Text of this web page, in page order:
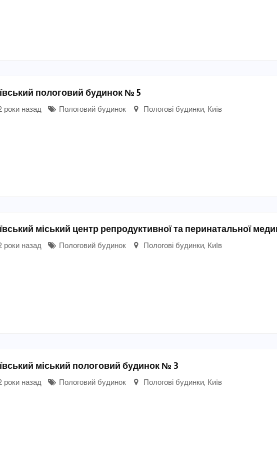
пологовий будинок № 5
роки назад Пологовий будинок Пологові будинки, Київ
міський центр репродуктивної та перинатальної
роки назад Пологовий будинок Пологові будинки, Київ
міський пологовий будинок № 3
роки назад Пологовий будинок Пологові будинки, Київ